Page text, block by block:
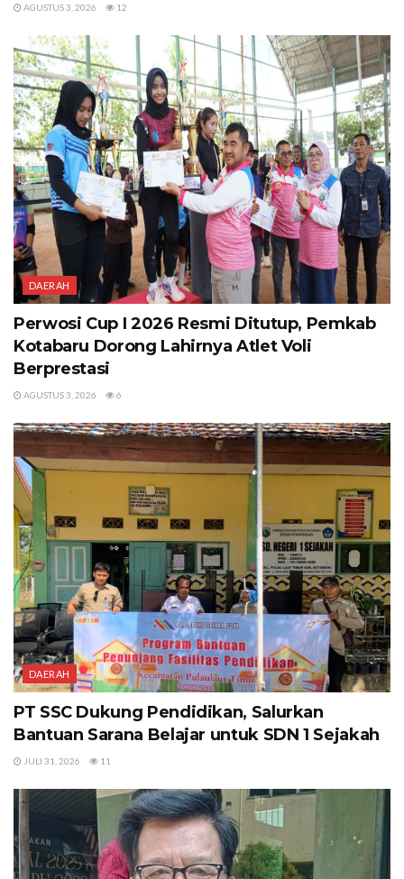
AGUSTUS 3, 2026 12
DAERAH
Perwosi Cup I 2026 Resmi Ditutup, Pemkab
Kotabaru Dorong Lahirnya Atlet Voli
Berprestasi
AGUSTUS 3, 2026 6
DAERAH
PT SSC Dukung Pendidikan, Salurkan
Bantuan Sarana Belajar untuk SDN 1 Sejakah
JULI 31, 2026 11